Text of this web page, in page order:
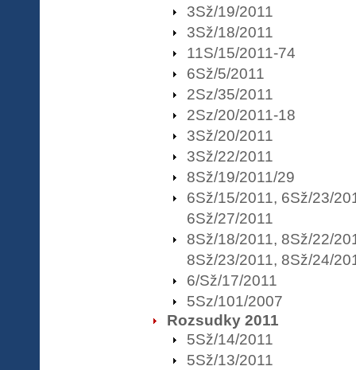
3Sž/19/2011
3Sž/18/2011
11S/15/2011-74
6Sž/5/2011
2Sz/35/2011
2Sz/20/2011-18
3Sž/20/2011
3Sž/22/2011
8Sž/19/2011/29
6Sž/15/2011, 6Sž/23/
6Sž/27/2011
8Sž/18/2011, 8Sž/22/
8Sž/23/2011, 8Sž/24/
6/Sž/17/2011
5Sz/101/2007
Rozsudky 2011
5Sž/14/2011
5Sž/13/2011